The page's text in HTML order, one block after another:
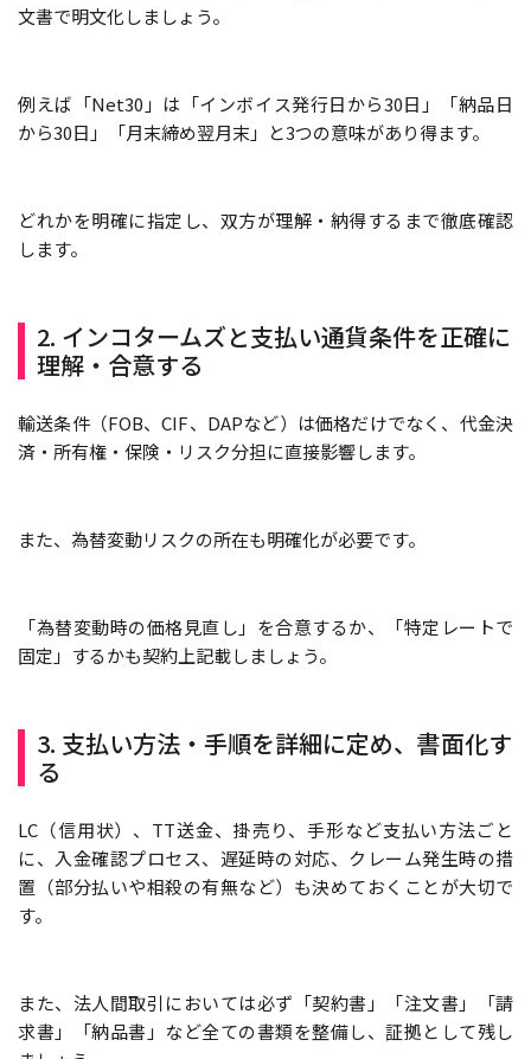
文書で明文化しましょう。
例えば「Net30」は「インボイス発行日から30日」「納品日
から30日」「月末締め翌月末」と3つの意味があり得ます。
どれかを明確に指定し、双方が理解・納得するまで徹底確認
します。
2. インコタームズと支払い通貨条件を正確に
理解・合意する
輸送条件（FOB、CIF、DAPなど）は価格だけでなく、代金決
済・所有権・保険・リスク分担に直接影響します。
また、為替変動リスクの所在も明確化が必要です。
「為替変動時の価格見直し」を合意するか、「特定レートで
固定」するかも契約上記載しましょう。
3. 支払い方法・手順を詳細に定め、書面化す
る
LC（信用状）、TT送金、掛売り、手形など支払い方法ごと
に、入金確認プロセス、遅延時の対応、クレーム発生時の措
置（部分払いや相殺の有無など）も決めておくことが大切で
す。
また、法人間取引においては必ず「契約書」「注文書」「請
求書」「納品書」など全ての書類を整備し、証拠として残し